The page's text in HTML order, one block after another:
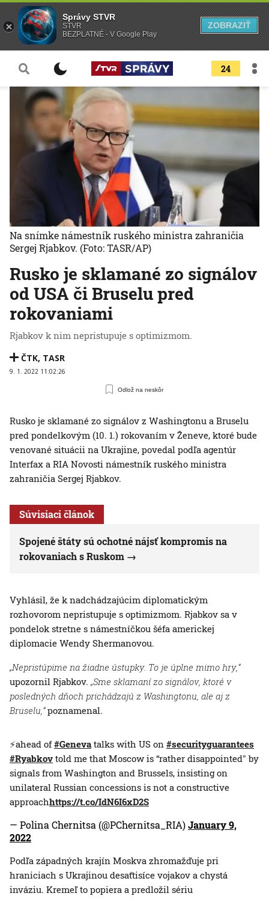
24
Rusko je sklamané zo signálov
od USA či Bruselu pred
rokovaniami
Rjabkov k nim nepristupuje s optimizmom.
ČTK, TASR
9. 1. 2022 11:02:26
Odlož na neskôr
Na snímke námestník ruského ministra zahraničia
Sergej Rjabkov. (Foto: TASR/AP)
Rusko je sklamané zo signálov z Washingtonu a Bruselu
pred pondelkovým (10. 1.) rokovaním v Ženeve, ktoré bude
venované situácii na Ukrajine, povedal podľa agentúr
Interfax a RIA Novosti námestník ruského ministra
zahraničia Sergej Rjabkov.
Súvisiaci článok
Spojené štáty sú ochotné nájsť kompromis na
rokovaniach s Ruskom
Vyhlásil, že k nadchádzajúcim diplomatickým
rozhovorom nepristupuje s optimizmom. Rjabkov sa v
pondelok stretne s námestníčkou šéfa americkej
diplomacie Wendy Shermanovou.
„Nepristúpime na žiadne ústupky. To je úplne mimo hry,“
upozornil Rjabkov. „Sme sklamaní zo signálov, ktoré v
posledných dňoch prichádzajú z Washingtonu, ale aj z
Bruselu,“poznamenal.
⚡️ahead of#Genevatalks with US on #securityguarantees
#Ryabkov told me that Moscow is “rather disappointed" by
signals from Washington and Brussels, insisting on
unilateral Russian concessions is not a constructive
approachhttps://t.co/IdN6I6xD2S
— Polina Chernitsa (@PChernitsa_RIA)January 9,
2022
Podľa západných krajín Moskva zhromažďuje pri
hraniciach s Ukrajinou desaťtisíce vojakov a chystá
inváziu. Kremeľ to popiera a predložil sériu
Správy STVR
STVR
BEZPLATNÉ - V Google Play
ZOBRAZIŤ